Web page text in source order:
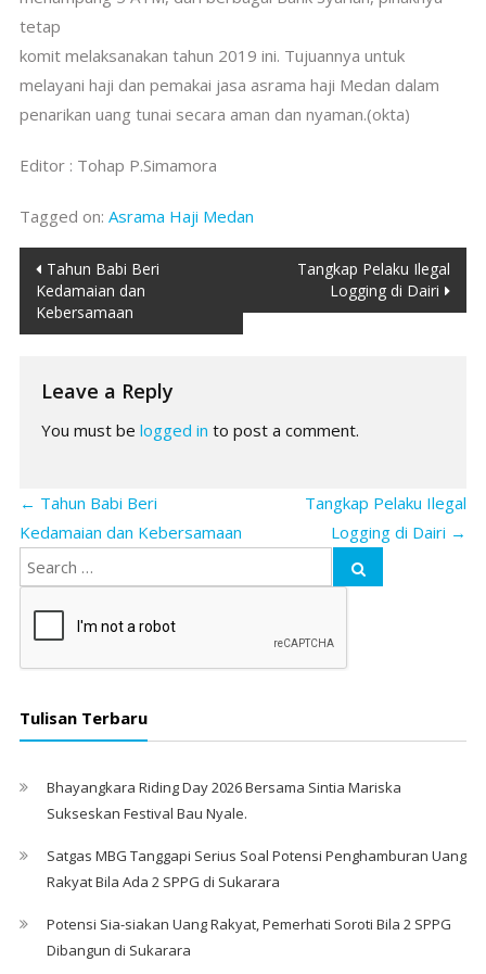
tetap
komit melaksanakan tahun 2019 ini. Tujuannya untuk
melayani haji dan pemakai jasa asrama haji Medan dalam
penarikan uang tunai secara aman dan nyaman.(okta)
Editor : Tohap P.Simamora
Tagged on: Asrama Haji Medan
Post
navigation
Tahun Babi Beri
Kedamaian dan
Kebersamaan
Tangkap Pelaku Ilegal
Logging di Dairi
Leave a Reply
You must be logged in to post a comment.
← Tahun Babi Beri
Kedamaian dan Kebersamaan
Tangkap Pelaku Ilegal
Logging di Dairi →
Tulisan Terbaru
Bhayangkara Riding Day 2026 Bersama Sintia Mariska
Sukseskan Festival Bau Nyale. ‎
Satgas MBG Tanggapi Serius Soal Potensi Penghamburan Uang
Rakyat Bila Ada 2 SPPG di Sukarara
Potensi Sia-siakan Uang Rakyat, Pemerhati Soroti Bila 2 SPPG
Dibangun di Sukarara